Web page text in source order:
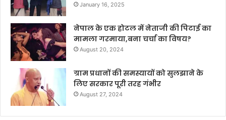
January 16, 2025
नेपाल के एक होटल में नेताजी की पिटाई का
मामला गरमाया,बना चर्चा का विषय?
August 20, 2024
ग्राम प्रधानों की समस्यायों को सुलझाने के
लिए सरकार पूरी तरह गंभीर
August 27, 2024